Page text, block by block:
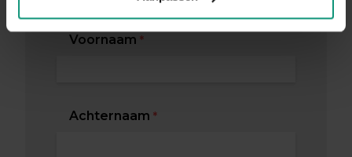
Voornaam *
Achternaam *